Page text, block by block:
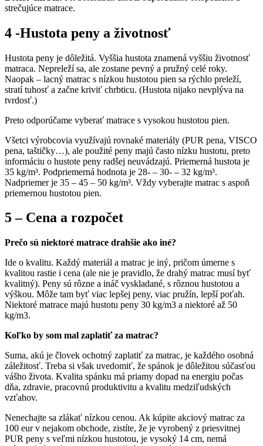
strečujúce matrace.
4 -Hustota peny a životnosť
Hustota peny je dôležitá. Vyššia hustota znamená vyššiu životnosť
matraca. Nepreleží sa, ale zostane pevný a pružný celé roky.
Naopak – lacný matrac s nízkou hustotou pien sa rýchlo preleží,
stratí tuhosť a začne kriviť chrbticu. (Hustota nijako nevplýva na
tvrdosť.)
Preto odporúčame vyberať matrace s vysokou hustotou pien.
Všetci výrobcovia využívajú rovnaké materiály (PUR pena, VISCO
pena, taštičky…), ale použité peny majú často nízku hustotu, preto
informáciu o hustote peny radšej neuvádzajú. Priemerná hustota je
35 kg/m³. Podpriemerná hodnota je 28- – 30- – 32 kg/m³.
Nadpriemer je 35 – 45 – 50 kg/m³. Vždy vyberajte matrac s aspoň
priemernou hustotou pien.
5 – Cena a rozpočet
Prečo sú niektoré matrace drahšie ako iné?
Ide o kvalitu. Každý materiál a matrac je iný, pričom úmerne s
kvalitou rastie i cena (ale nie je pravidlo, že drahý matrac musí byť
kvalitný). Peny sú rôzne a ináč vyskladané, s rôznou hustotou a
výškou. Môže tam byť viac lepšej peny, viac pružín, lepší poťah.
Niektoré matrace majú hustotu peny 30 kg/m3 a niektoré až 50
kg/m3.
Koľko by som mal zaplatiť za matrac?
Suma, akú je človek ochotný zaplatiť za matrac, je každého osobná
záležitosť. Treba si však uvedomiť, že spánok je dôležitou súčasťou
vášho života. Kvalita spánku má priamy dopad na energiu počas
dňa, zdravie, pracovnú produktivitu a kvalitu medziľudských
vzťahov.
Nenechajte sa zlákať nízkou cenou. Ak kúpite akciový matrac za
100 eur v nejakom obchode, zistíte, že je vyrobený z priesvitnej
PUR peny s veľmi nízkou hustotou, je vysoký 14 cm, nemá